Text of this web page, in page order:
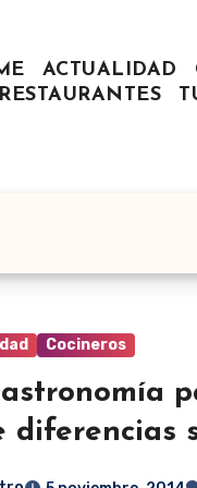
ACTUALIDAD
RESTAURANTES
Cocineros
diferencias